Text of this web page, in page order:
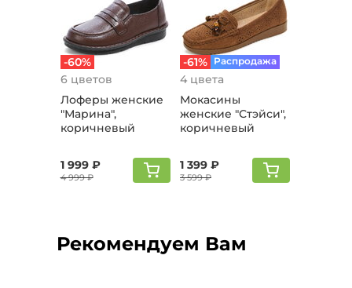
-60%
6 цветов
Лоферы женские
"Марина",
коричневый
1 999 ₽
4 999 ₽
-61% Распродажа
4 цвета
Мокасины
женские "Стэйси",
коричневый
1 399 ₽
3 599 ₽
Рекомендуем Вам